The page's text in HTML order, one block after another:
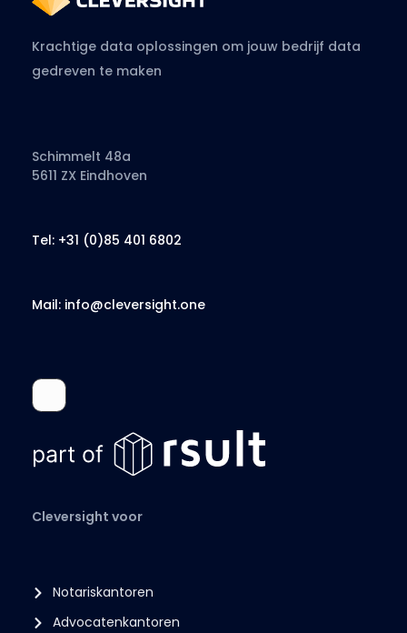
Krachtige data oplossingen om jouw bedrijf data
gedreven te maken
Schimmelt 48a
5611 ZX Eindhoven
Tel: +31 (0)85 401 6802
Mail: info@cleversight.one
Cleversight voor
Notariskantoren
Advocatenkantoren